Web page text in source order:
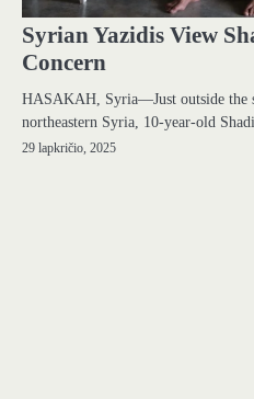
Syrian Yazidis View
Concern
HASAKAH, Syria—Just outside the
northeastern Syria, 10-year-old
29 lapkričio, 2025